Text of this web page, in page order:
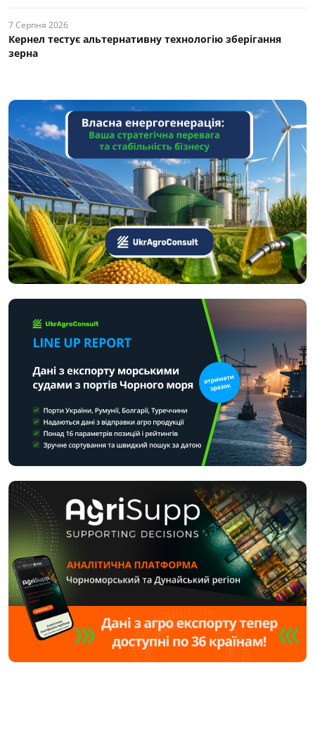
7 Серпня 2026
Кернел тестує альтернативну технологію зберігання
зерна